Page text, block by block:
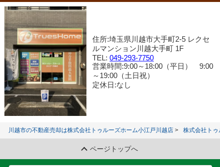
住所:埼玉県川越市大手町2-5 レクセ
ルマンション川越大手町 1F
TEL:049-293-7750
営業時間:9:00～18:00（平日） 9:00
～19:00（土日祝）
定休日:なし
川越市の不動産売却は株式会社トゥルーズホーム小江戸川越店 株式会社ト
ページトップへ